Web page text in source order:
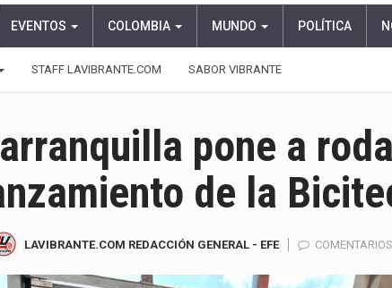
EVENTOS COLOMBIA MUNDO POLÍTICA
STAFF LAVIBRANTE.COM SABOR VIBRANTE
pone a
de la
LAVIBRANTE.COM REDACCIÓN GENERAL - EFE